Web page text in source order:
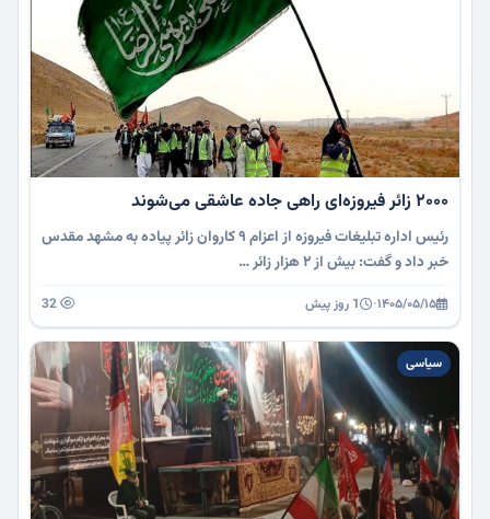
۲۰۰۰ زائر فیروزه‌ای راهی جاده عاشقی می‌شوند
رئیس اداره تبلیغات فیروزه از اعزام ۹ کاروان زائر پیاده به مشهد مقدس
خبر داد و گفت: بیش از ۲ هزار زائر …
۱۴۰۵/۰۵/۱۵· 1 روز پیش
سیاسی